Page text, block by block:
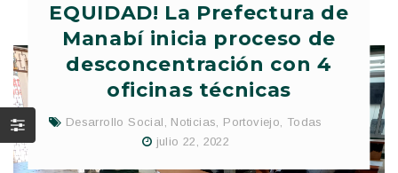
EQUIDAD! La Prefectura de
Manabí inicia proceso de
desconcentración con 4
oficinas técnicas
Desarrollo Social Noticias Portoviejo
Todas
julio 22, 2022